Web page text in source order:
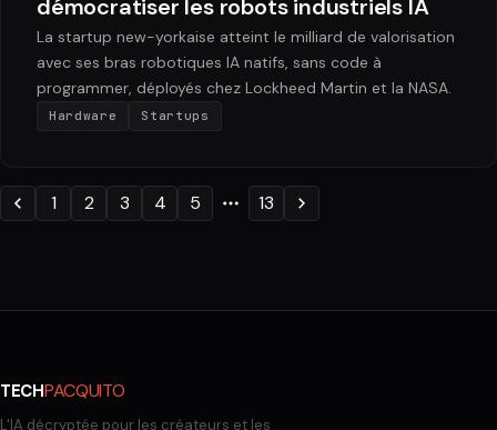
démocratiser les robots industriels IA
La startup new-yorkaise atteint le milliard de valorisation
avec ses bras robotiques IA natifs, sans code à
programmer, déployés chez Lockheed Martin et la NASA.
Hardware Startups
1 2 3 4 5 13
TECHPACQUITO
L'IA décryptée pour les créateurs et les